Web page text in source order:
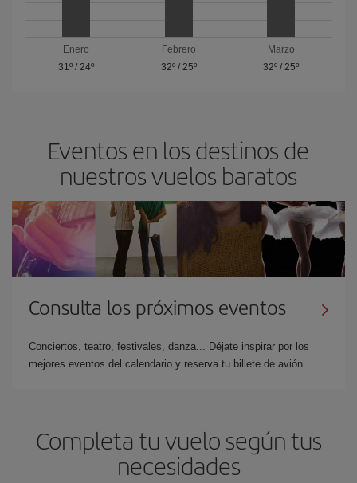
Enero
31º/ 24º
Febrero
32º/ 25º
Marzo
32º / 25º
Eventos en los destinos de
nuestros vuelos baratos
Consulta los próximos eventos
Conciertos, teatro, festivales, danza... Déjate inspirar por los
mejores eventos del calendario y reserva tu billete de avión
Completa tu vuelo según tus
necesidades